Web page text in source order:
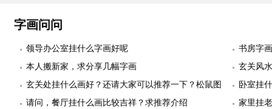
字画问问
领导办公室挂什么字画好呢
书房字
本人搬新家，求分享几幅字画
玄关风
玄关处挂什么画好？还请大家可以推荐一下？松鼠图
适合么？
卧室挂
幅
请问，餐厅挂什么画比较吉祥？求推荐介绍
家里挂